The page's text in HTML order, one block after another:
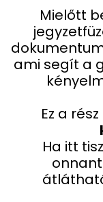
Mielőtt
ami segít a
Ez a
Ha itt